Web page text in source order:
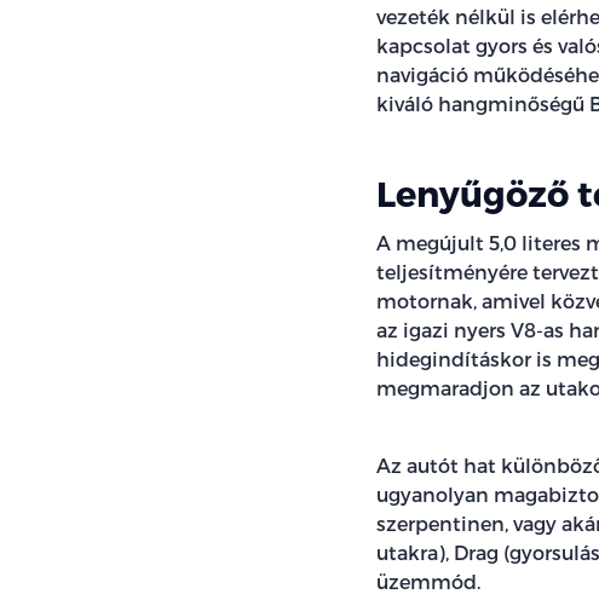
vezeték nélkül is
kapcsolat gyors és
navigáció
kiváló hangminőségű
Lenyűgöző
A megújult 5,0 literes
teljesítményére
motornak, amivel
az igazi nyers V8-as
hidegindításkor is
megmaradjon az
Az autót hat
ugyanolyan
szerpentinen, vagy
utakra), Drag
üzemmód.